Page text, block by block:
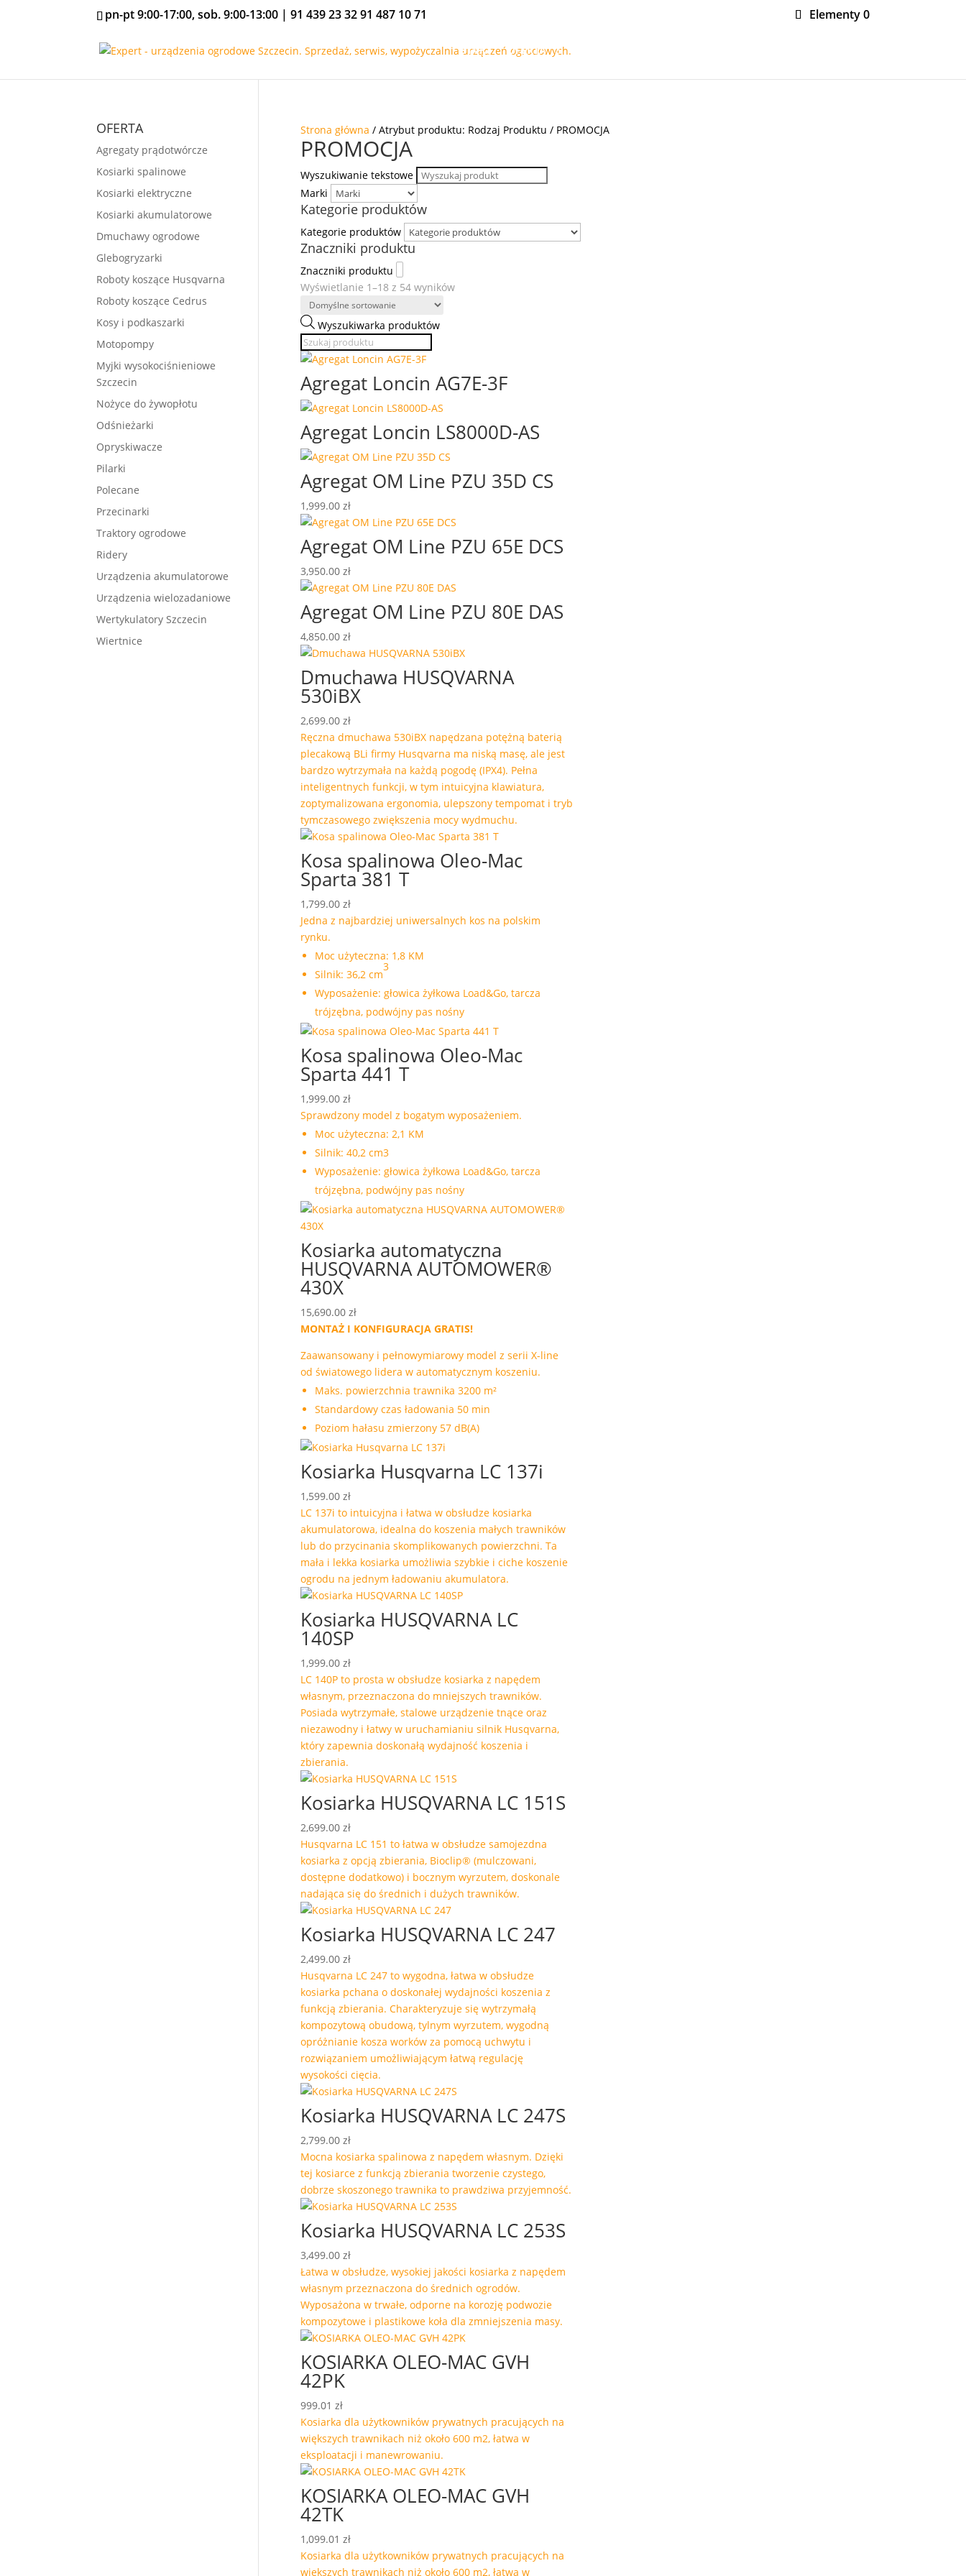
Elementy 0
pn-pt 9:00-17:00, sob. 9:00-13:00 |91 439 23 32 91 487 10 71
START OFERTA
Strona główna / Atrybut produktu: Rodzaj Produktu / PROMOCJA
PROMOCJA
Wyszukiwanie tekstowe
Marki
Kategorie produktów
Kategorie produktów
Znaczniki produktu
Znaczniki produktu
Wyświetlanie 1–18 z 54 wyników
Wyszukiwarka produktów
Agregat Loncin AG7E-3F
Agregat Loncin LS8000D-AS
Agregat OM Line PZU 35D CS
1,999.00 zł
Agregat OM Line PZU 65E DCS
3,950.00 zł
Agregat OM Line PZU 80E DAS
4,850.00 zł
Dmuchawa HUSQVARNA
530iBX
2,699.00 zł
Ręczna dmuchawa 530iBX napędzana potężną baterią
plecakową BLi firmy Husqvarna ma niską masę, ale jest
bardzo wytrzymała na każdą pogodę (IPX4). Pełna
inteligentnych funkcji, w tym intuicyjna klawiatura,
zoptymalizowana ergonomia, ulepszony tempomat i tryb
tymczasowego zwiększenia mocy wydmuchu.
Kosa spalinowa Oleo-Mac
Sparta 381 T
1,799.00 zł
Jedna z najbardziej uniwersalnych kos na polskim
rynku.
Moc użyteczna: 1,8 KM
Silnik: 36,2 cm
3
Wyposażenie: głowica żyłkowa Load&Go, tarcza
trójzębna, podwójny pas nośny
Kosa spalinowa Oleo-Mac
Sparta 441 T
1,999.00 zł
Sprawdzony model z bogatym wyposażeniem.
Moc użyteczna: 2,1 KM
Silnik: 40,2 cm3
Wyposażenie: głowica żyłkowa Load&Go, tarcza
trójzębna, podwójny pas nośny
Kosiarka automatyczna
HUSQVARNA AUTOMOWER®
430X
15,690.00 zł
MONTAŻ I KONFIGURACJA GRATIS!
Zaawansowany i pełnowymiarowy model z serii X-line
od światowego lidera w automatycznym koszeniu.
Maks. powierzchnia trawnika 3200 m²
Standardowy czas ładowania 50 min
Poziom hałasu zmierzony 57 dB(A)
Kosiarka Husqvarna LC 137i
1,599.00 zł
LC 137i to intuicyjna i łatwa w obsłudze kosiarka
akumulatorowa, idealna do koszenia małych trawników
lub do przycinania skomplikowanych powierzchni. Ta
mała i lekka kosiarka umożliwia szybkie i ciche koszenie
ogrodu na jednym ładowaniu akumulatora.
Kosiarka HUSQVARNA LC
140SP
1,999.00 zł
LC 140P to prosta w obsłudze kosiarka z napędem
własnym, przeznaczona do mniejszych trawników.
Posiada wytrzymałe, stalowe urządzenie tnące oraz
niezawodny i łatwy w uruchamianiu silnik Husqvarna,
który zapewnia doskonałą wydajność koszenia i
zbierania.
Kosiarka HUSQVARNA LC 151S
2,699.00 zł
Husqvarna LC 151 to łatwa w obsłudze samojezdna
kosiarka z opcją zbierania, Bioclip® (mulczowani,
dostępne dodatkowo) i bocznym wyrzutem, doskonale
nadająca się do średnich i dużych trawników.
Kosiarka HUSQVARNA LC 247
2,499.00 zł
Husqvarna LC 247 to wygodna, łatwa w obsłudze
kosiarka pchana o doskonałej wydajności koszenia z
funkcją zbierania. Charakteryzuje się wytrzymałą
kompozytową obudową, tylnym wyrzutem, wygodną
opróżnianie kosza worków za pomocą uchwytu i
rozwiązaniem umożliwiającym łatwą regulację
wysokości cięcia.
Kosiarka HUSQVARNA LC 247S
2,799.00 zł
Mocna kosiarka spalinowa z napędem własnym. Dzięki
tej kosiarce z funkcją zbierania tworzenie czystego,
dobrze skoszonego trawnika to prawdziwa przyjemność.
Kosiarka HUSQVARNA LC 253S
3,499.00 zł
Łatwa w obsłudze, wysokiej jakości kosiarka z napędem
własnym przeznaczona do średnich ogrodów.
Wyposażona w trwałe, odporne na korozję podwozie
kompozytowe i plastikowe koła dla zmniejszenia masy.
KOSIARKA OLEO-MAC GVH
42PK
999.01 zł
Kosiarka dla użytkowników prywatnych pracujących na
większych trawnikach niż około 600 m2, łatwa w
eksploatacji i manewrowaniu.
KOSIARKA OLEO-MAC GVH
42TK
1,099.01 zł
Kosiarka dla użytkowników prywatnych pracujących na
większych trawnikach niż około 600 m2, łatwa w
OFERTA
Agregaty prądotwórcze
Kosiarki spalinowe
Kosiarki elektryczne
Kosiarki akumulatorowe
Dmuchawy ogrodowe
Glebogryzarki
Roboty koszące Husqvarna
Roboty koszące Cedrus
Kosy i podkaszarki
Motopompy
Myjki wysokociśnieniowe
Szczecin
Nożyce do żywopłotu
Odśnieżarki
Opryskiwacze
Pilarki
Polecane
Przecinarki
Traktory ogrodowe
Ridery
Urządzenia akumulatorowe
Urządzenia wielozadaniowe
Wertykulatory Szczecin
Wiertnice